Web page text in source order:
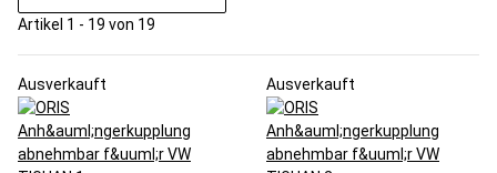
Artikel 1 - 19 von 19
Ausverkauft Ausverkauft